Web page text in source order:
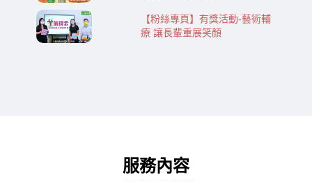
【粉絲專頁】有獎活動-藝術輔
療 讓長輩重展笑顏
服務內容